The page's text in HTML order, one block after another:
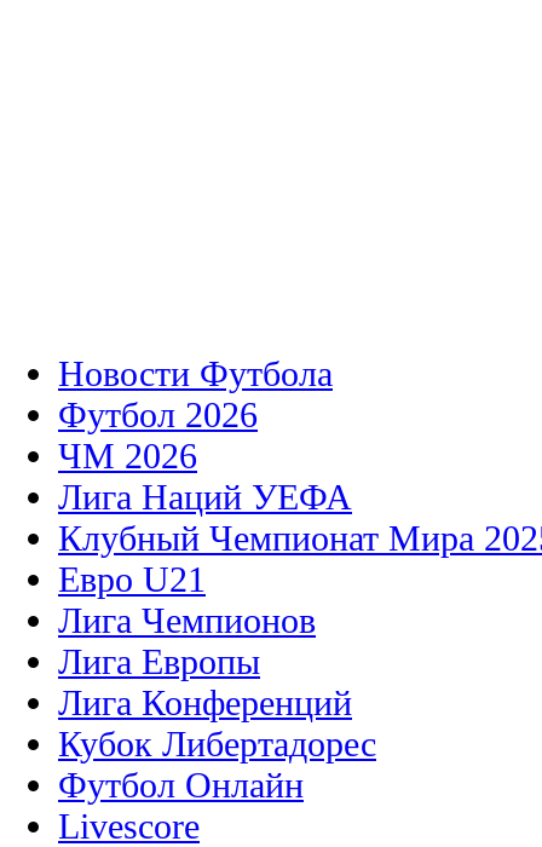
Новости Футбола
Футбол 2026
ЧМ 2026
Лига Наций УЕФА
Клубный Чемпионат Мира
Евро U21
Лига Чемпионов
Лига Европы
Лига Конференций
Кубок Либертадорес
Футбол Онлайн
Livescore